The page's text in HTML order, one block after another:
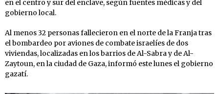
en el centro y sur del enclave, según fuentes médicas y del
gobierno local.
Al menos 32 personas fallecieron en el norte de la Franja tras
el bombardeo por aviones de combate israelíes de dos
viviendas, localizadas en los barrios de Al-Sabra y de Al-
Zaytoun, en la ciudad de Gaza, informó este lunes el gobierno
gazatí.